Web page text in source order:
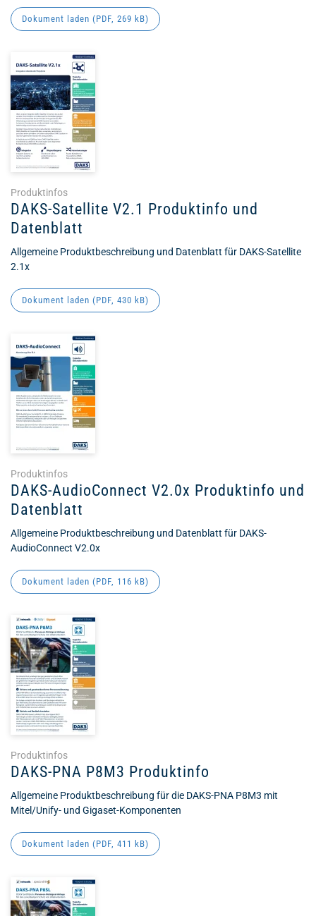
Dokument laden (PDF, 269 kB)
Produktinfos
DAKS-Satellite V2.1 Produktinfo und
Datenblatt
Allgemeine Produktbeschreibung und Datenblatt für DAKS-Satellite
2.1x
Dokument laden (PDF, 430 kB)
Produktinfos
DAKS-AudioConnect V2.0x Produktinfo und
Datenblatt
Allgemeine Produktbeschreibung und Datenblatt für DAKS-
AudioConnect V2.0x
Dokument laden (PDF, 116 kB)
Produktinfos
DAKS-PNA P8M3 Produktinfo
Allgemeine Produktbeschreibung für die DAKS-PNA P8M3 mit
Mitel/Unify- und Gigaset-Komponenten
Dokument laden (PDF, 411 kB)